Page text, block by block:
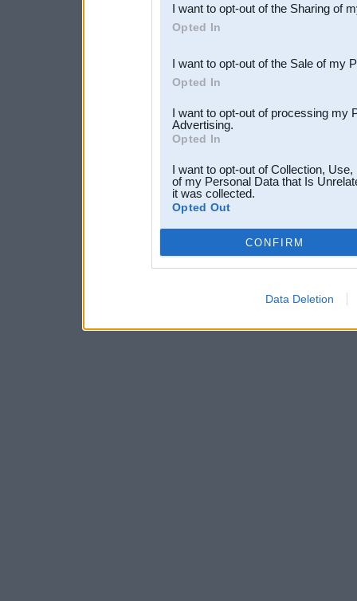
Downstream Participants
third parties.
I want to opt-out of the Sharing of
Opted In
I want to opt-out of the Sale of my
Opted In
I want to opt-out of processing my
Advertising.
Opted In
I want to opt-out of Collection,
of my Personal Data that Is
it was collected.
Opted Out
CONFIRM
Data Deletion